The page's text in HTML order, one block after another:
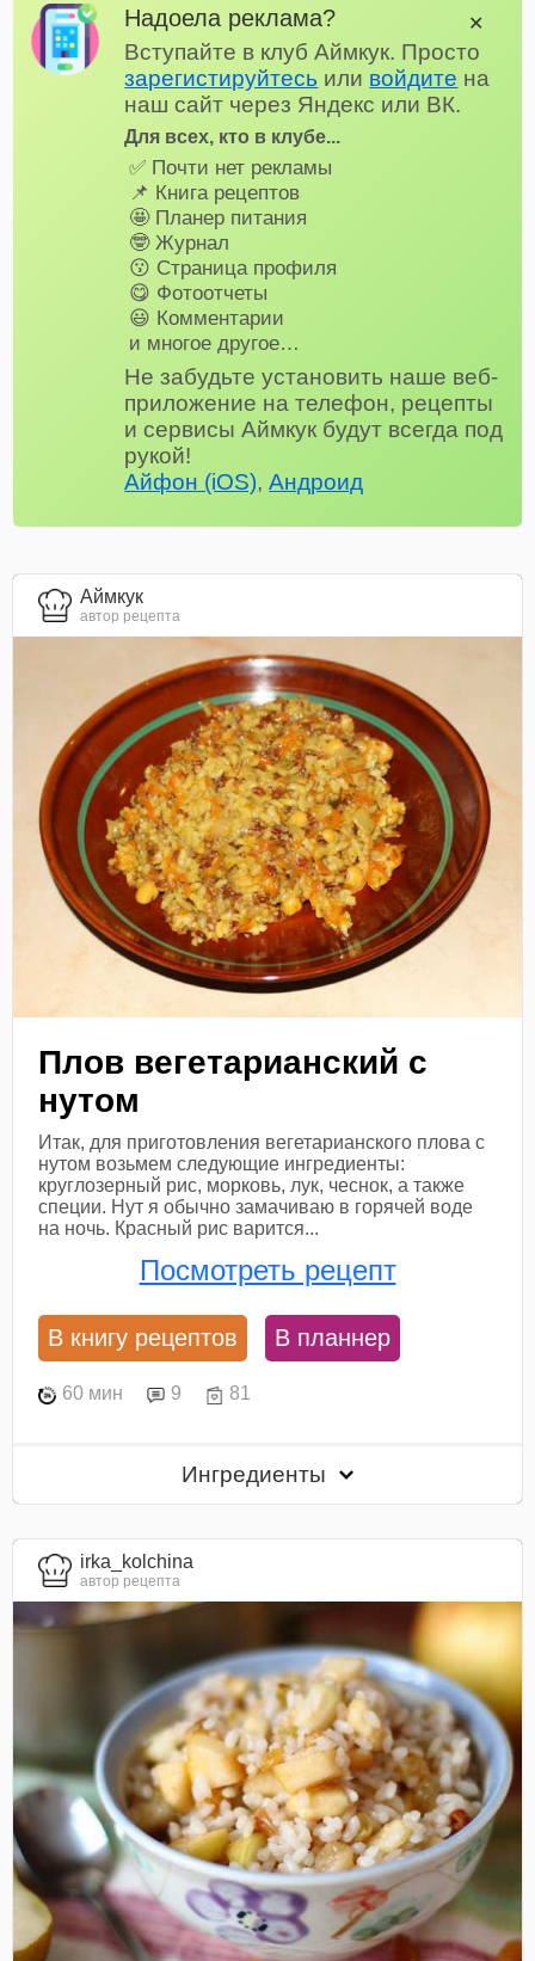
Надоела реклама?
Вступайте в клуб Аймкук. Просто
зарегистируйтесь или войдите на
наш сайт через Яндекс или ВК.
Для всех, кто в клубе...
✅ Почти нет рекламы
📌 Книга рецептов
🤩 Планер питания
🤓 Журнал
😗 Страница профиля
😋 Фотоотчеты
😃 Комментарии
и многое другое…
Не забудьте установить наше веб-
приложение на телефон, рецепты
и сервисы Аймкук будут всегда под
рукой!
Айфон (iOS),Андроид
✕
Аймкук
автор рецепта
Плов вегетарианский с
нутом
Итак, для приготовления вегетарианского плова с
нутом возьмем следующие ингредиенты:
круглозерный рис, морковь, лук, чеснок, а также
специи. Нут я обычно замачиваю в горячей воде
на ночь. Красный рис варится...
Посмотреть рецепт
В книгу рецептов В планнер
60 мин 9 81
Ингредиенты
irka_kolchina
автор рецепта